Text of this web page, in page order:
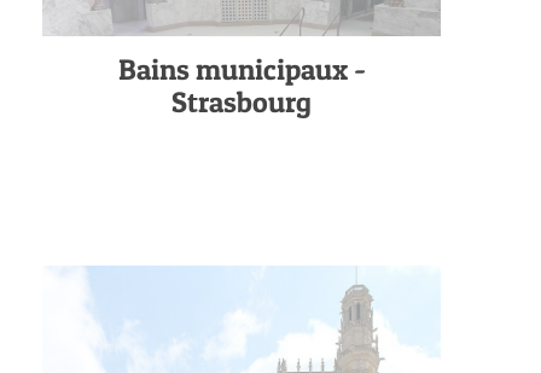
Bains municipaux -
Strasbourg